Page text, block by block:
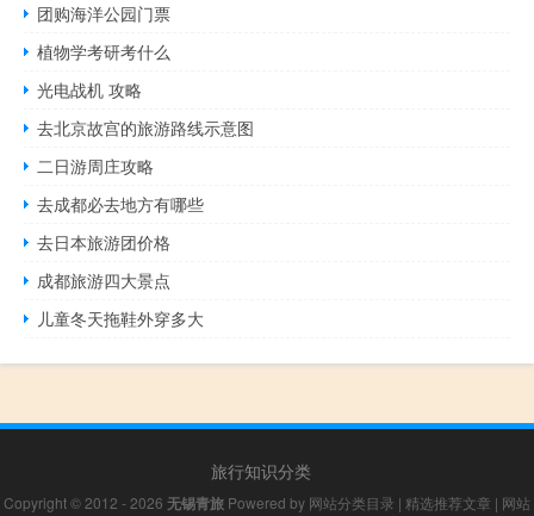
团购海洋公园门票
植物学考研考什么
光电战机 攻略
去北京故宫的旅游路线示意图
二日游周庄攻略
去成都必去地方有哪些
去日本旅游团价格
成都旅游四大景点
儿童冬天拖鞋外穿多大
旅行知识分类
Copyright © 2012 - 2026 无锡青旅 Powered by 网站分类目录 | 精选推荐文章 | 网站